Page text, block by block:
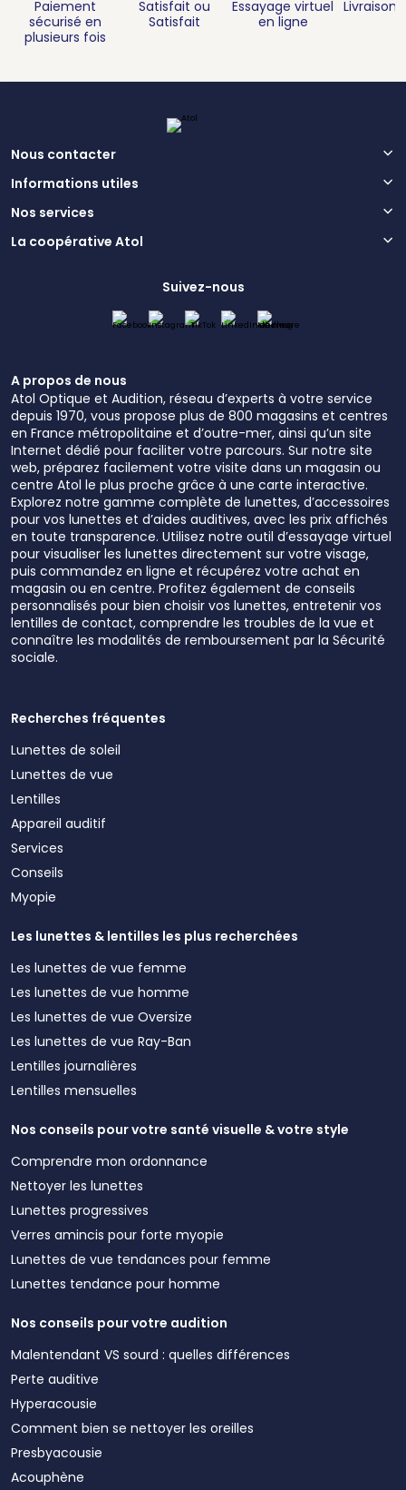
Paiement
sécurisé en
plusieurs fois
Satisfait ou
Satisfait
Essayage virtuel
en ligne
Livraison
Nous contacter
Informations utiles
Nos services
La coopérative Atol
Suivez-nous
A propos de nous
Atol Optique et Audition, réseau d’experts à votre service
depuis 1970, vous propose plus de 800 magasins et centres
en France métropolitaine et d’outre-mer, ainsi qu’un site
Internet dédié pour faciliter votre parcours. Sur notre site
web, préparez facilement votre visite dans un magasin ou
centre Atol le plus proche grâce à une carte interactive.
Explorez notre gamme complète de lunettes, d’accessoires
pour vos lunettes et d’aides auditives, avec les prix affichés
en toute transparence. Utilisez notre outil d’essayage virtuel
pour visualiser les lunettes directement sur votre visage,
puis commandez en ligne et récupérez votre achat en
magasin ou en centre. Profitez également de conseils
personnalisés pour bien choisir vos lunettes, entretenir vos
lentilles de contact, comprendre les troubles de la vue et
connaître les modalités de remboursement par la Sécurité
sociale.
Recherches fréquentes
Lunettes de soleil
Lunettes de vue
Lentilles
Appareil auditif
Services
Conseils
Myopie
Les lunettes & lentilles les plus recherchées
Les lunettes de vue femme
Les lunettes de vue homme
Les lunettes de vue Oversize
Les lunettes de vue Ray-Ban
Lentilles journalières
Lentilles mensuelles
Nos conseils pour votre santé visuelle & votre style
Comprendre mon ordonnance
Nettoyer les lunettes
Lunettes progressives
Verres amincis pour forte myopie
Lunettes de vue tendances pour femme
Lunettes tendance pour homme
Nos conseils pour votre audition
Malentendant VS sourd : quelles différences
Perte auditive
Hyperacousie
Comment bien se nettoyer les oreilles
Presbyacousie
Acouphène